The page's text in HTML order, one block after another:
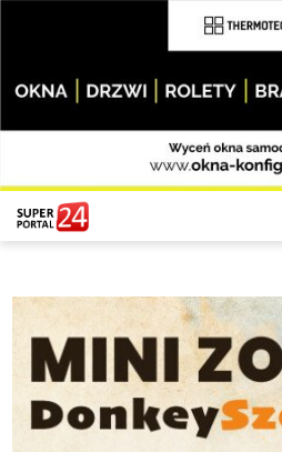
STRONA GŁÓWNA
POWIAT GRYFICKI
WIADOMOŚCI Z LASU
STUDIO SUPERPORTALU
KONTAKT
REDAKCJA